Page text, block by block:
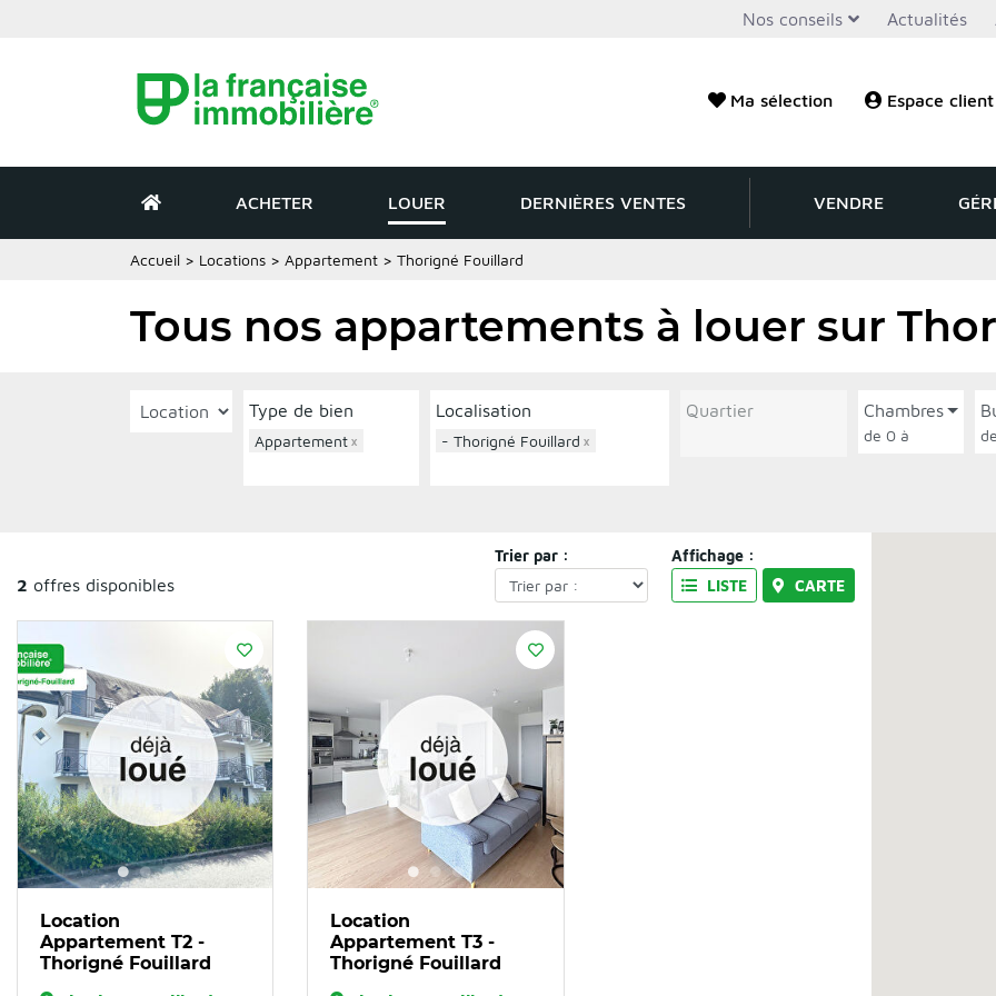
Nos conseils Actualités
Ma sélection Espace client
ACHETER LOUER DERNIÈRES VENTES VENDRE
Accueil > Locations > Appartement > Thorigné Fouillard
Tous nos appartements à louer sur
Type de bien
×
Appartement
Localisation
×
- Thorigné Fouillard
Quartier Chambres
de 0 à
2 offres disponibles
Trier par : Affichage :
LISTE CARTE
Location
Appartement T2 -
Thorigné Fouillard
Location
Appartement T3 -
Thorigné Fouillard